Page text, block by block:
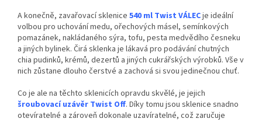
A konečně, zavařovací sklenice 540 ml Twist VÁLECje ideální
volbou pro uchování medu, ořechových másel, semínkových
pomazánek, nakládaného sýra, tofu, pesta medvědího česneku
a jiných bylinek. Čirá sklenka je lákavá pro podávání chutných
chia pudinků, krémů, dezertů a jiných cukrářských výrobků. Vše v
nich zůstane dlouho čerstvé a zachová si svou jedinečnou chuť.
Co je ale na těchto sklenicích opravdu skvělé, je jejich
šroubovací uzávěr Twist Off. Díky tomu jsou sklenice snadno
otevíratelné a zároveň dokonale uzavíratelné, což zaručuje